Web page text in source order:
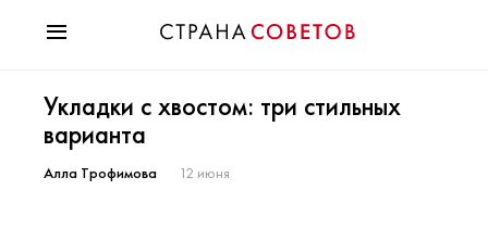
Мода
Звезды
Гороскопы
Укладки с хвостом: три стильных
варианта
Алла Трофимова 12 июня